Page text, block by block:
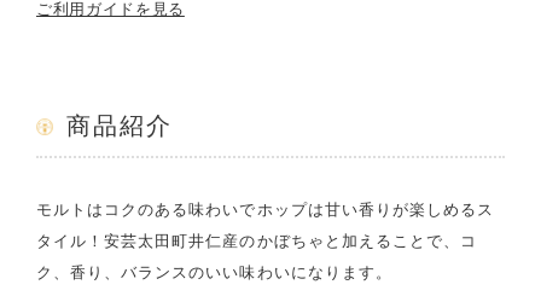
ご利用ガイドを見る
商品紹介
モルトはコクのある味わいでホップは甘い香りが楽しめるス
タイル！安芸太田町井仁産のかぼちゃと加えることで、コ
ク、香り、バランスのいい味わいになります。